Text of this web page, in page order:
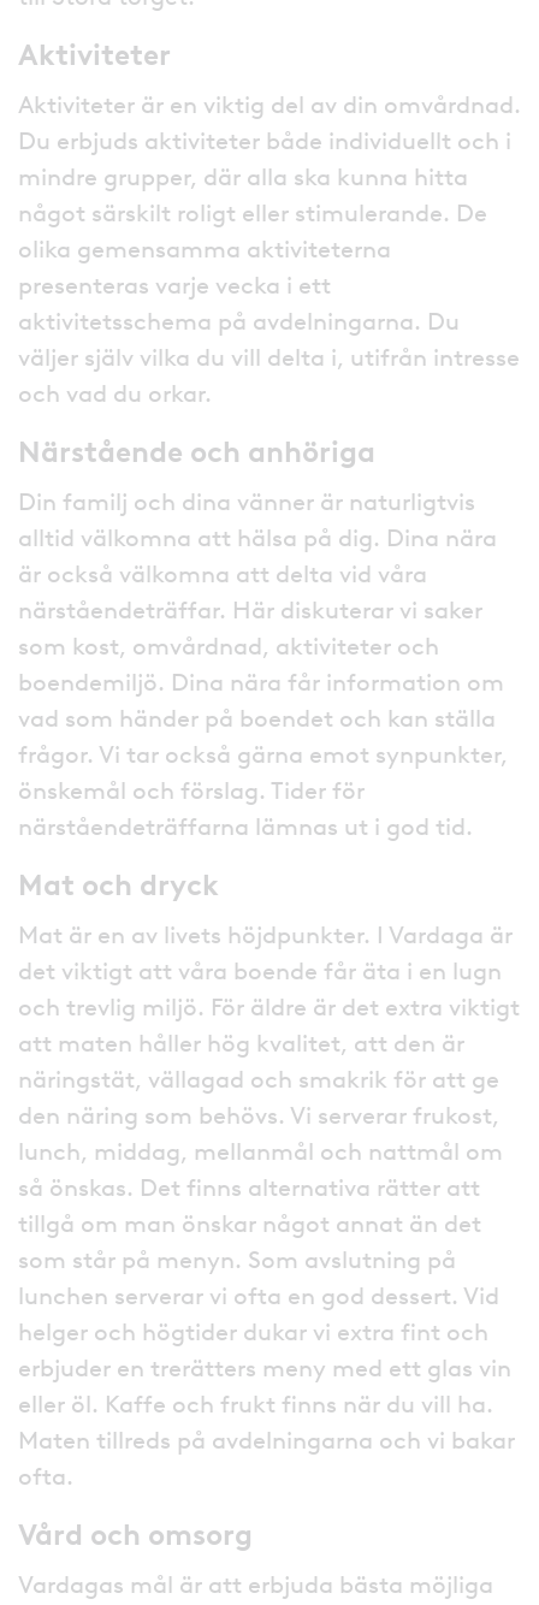
Aktiviteter
Aktiviteter är en viktig del av din omvårdnad.
Du erbjuds aktiviteter både individuellt och i
mindre grupper, där alla ska kunna hitta
något särskilt roligt eller stimulerande. De
olika gemensamma aktiviteterna
presenteras varje vecka i ett
aktivitetsschema på avdelningarna. Du
väljer själv vilka du vill delta i, utifrån intresse
och vad du orkar.
Närstående och anhöriga
Din familj och dina vänner är naturligtvis
alltid välkomna att hälsa på dig. Dina nära
är också välkomna att delta vid våra
närståendeträffar. Här diskuterar vi saker
som kost, omvårdnad, aktiviteter och
boendemiljö. Dina nära får information om
vad som händer på boendet och kan ställa
frågor. Vi tar också gärna emot synpunkter,
önskemål och förslag. Tider för
närståendeträffarna lämnas ut i god tid.
Mat och dryck
Mat är en av livets höjdpunkter. I Vardaga är
det viktigt att våra boende får äta i en lugn
och trevlig miljö. För äldre är det extra viktigt
att maten håller hög kvalitet, att den är
näringstät, vällagad och smakrik för att ge
den näring som behövs. Vi serverar frukost,
lunch, middag, mellanmål och nattmål om
så önskas. Det finns alternativa rätter att
tillgå om man önskar något annat än det
som står på menyn. Som avslutning på
lunchen serverar vi ofta en god dessert. Vid
helger och högtider dukar vi extra fint och
erbjuder en trerätters meny med ett glas vin
eller öl. Kaffe och frukt finns när du vill ha.
Maten tillreds på avdelningarna och vi bakar
ofta.
Vård och omsorg
Vardagas mål är att erbjuda bästa möjliga